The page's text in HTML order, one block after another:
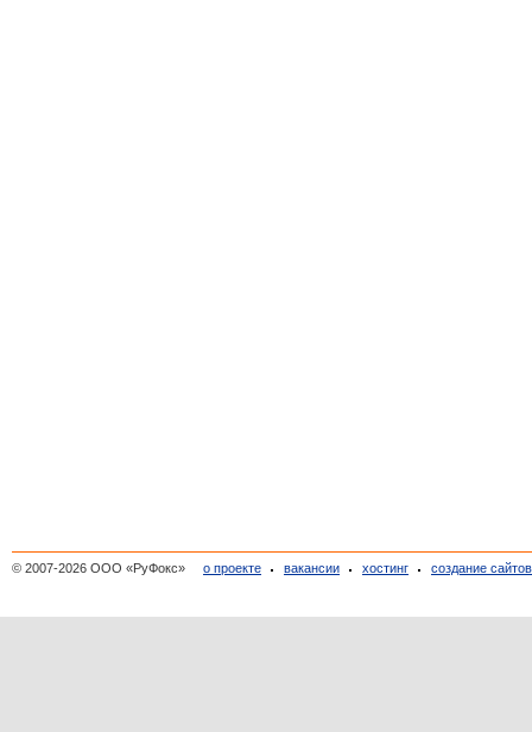
© 2007-2026 ООО «РуФокс» о проекте вакансии хостинг создание сайтов